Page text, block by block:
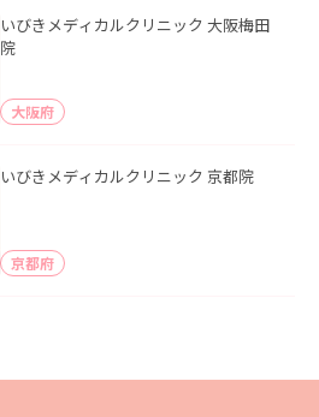
いびきメディカルクリニック 大阪梅田
院
大阪府
いびきメディカルクリニック 京都院
京都府